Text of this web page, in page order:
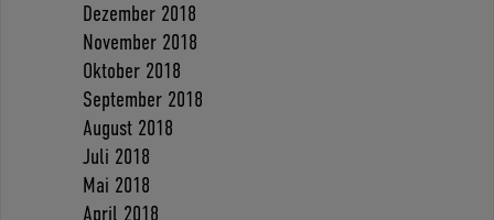
Dezember 2018
November 2018
Oktober 2018
September 2018
August 2018
Juli 2018
Mai 2018
April 2018